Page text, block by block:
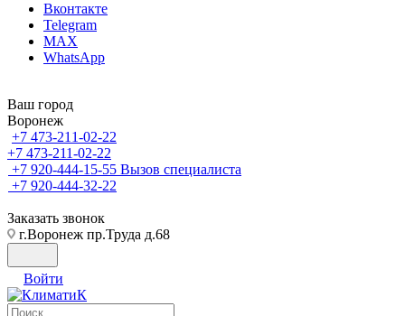
Вконтакте
Telegram
MAX
WhatsApp
Ваш город
Воронеж
+7 473-211-02-22
+7 473-211-02-22
+7 920-444-15-55 Вызов специалиста
+7 920-444-32-22
Заказать звонок
г.Воронеж пр.Труда д.68
Войти